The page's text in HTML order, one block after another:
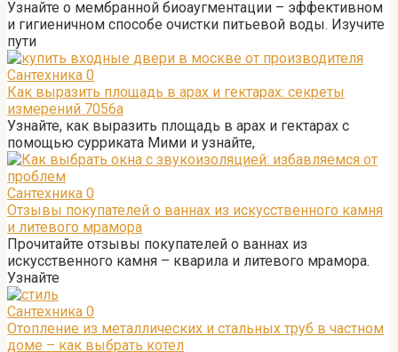
Узнайте о мембранной биоаугментации – эффективном
и гигиеничном способе очистки питьевой воды. Изучите
пути
Сантехника 0
Как выразить площадь в арах и гектарах: секреты
измерений 7056а
Узнайте, как выразить площадь в арах и гектарах с
помощью сурриката Мими и узнайте,
Сантехника 0
Отзывы покупателей о ваннах из искусственного камня
и литевого мрамора
Прочитайте отзывы покупателей о ваннах из
искусственного камня – кварила и литевого мрамора.
Узнайте
Сантехника 0
Отопление из металлических и стальных труб в частном
доме – как выбрать котел